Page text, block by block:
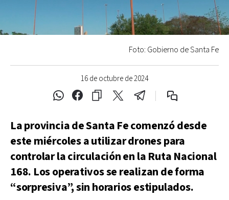
16 de octubre de 2024
Foto: Gobierno de Santa Fe
La provincia de Santa Fe comenzó desde
este miércoles a utilizar drones para
controlar la circulación en la Ruta Nacional
168. Los operativos se realizan de forma
“sorpresiva”, sin horarios estipulados.